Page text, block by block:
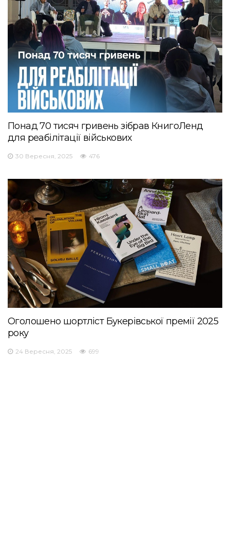
Понад 70 тисяч гривень зібрав КнигоЛенд
для реабілітації військових
30 Вересня, 2025 476
Оголошено шортліст Букерівської премії 2025
року
24 Вересня, 2025 699